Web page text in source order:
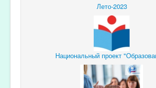
Лето-2023
Национальный проект